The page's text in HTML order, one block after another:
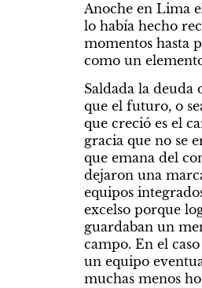
Anoche en Lima
lo había hecho
momentos hasta
como un
Saldada la
que el futuro, o
que creció es el
gracia que no se
que emana del
dejaron una
equipos
excelso porque
guardaban un
campo. En el
un equipo
muchas menos